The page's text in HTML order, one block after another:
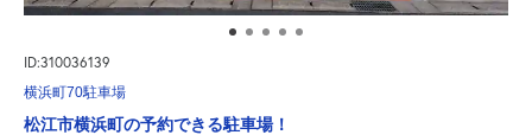
ID:310036139
横浜町70駐車場
松江市横浜町の予約できる駐車場！